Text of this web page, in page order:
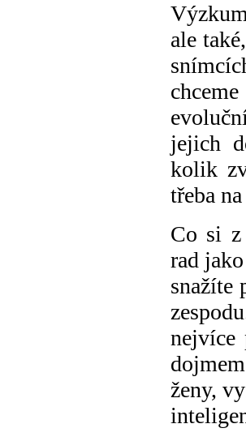
ale
jejich
kolik
třeba
Co si z
rad jako
snažíte
nejvíce
dojmem
ženy,